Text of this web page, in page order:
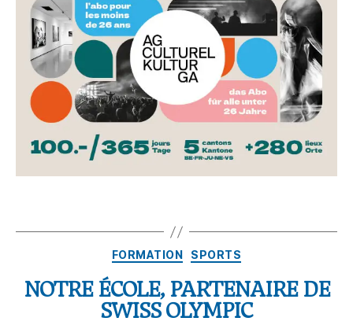
FORMATION SPORTS
NOTRE ÉCOLE, PARTENAIRE DE
SWISS OLYMPIC